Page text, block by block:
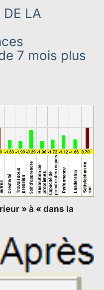
DE LA
7 mois plus
» à « dans la